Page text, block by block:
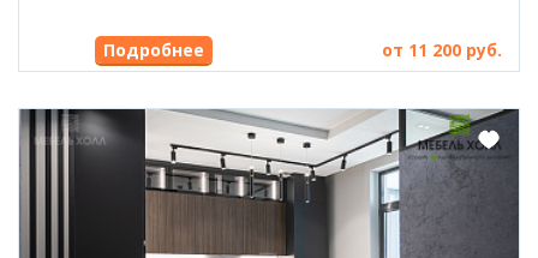
Подробнее от 11 200 руб.